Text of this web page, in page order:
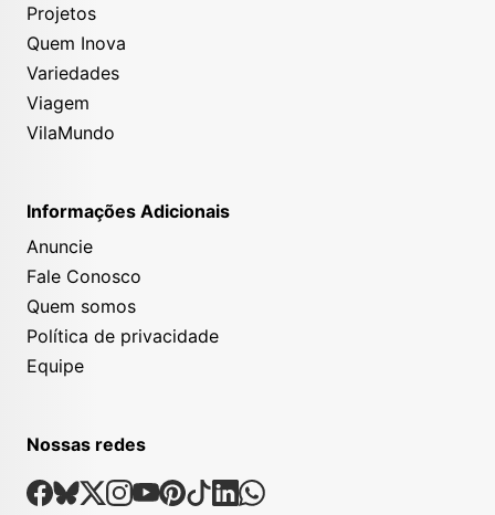
Projetos
Quem Inova
Variedades
Viagem
VilaMundo
Informações Adicionais
Anuncie
Fale Conosco
Quem somos
Política de privacidade
Equipe
Nossas redes
Nossas Redes Sociais
Facebook
Bsky
X Instagram
Youtube
Pinterest
TiktokLinkedin
Whatsapp